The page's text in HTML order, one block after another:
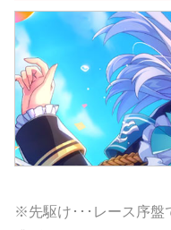
※先駆け･･･レース序盤